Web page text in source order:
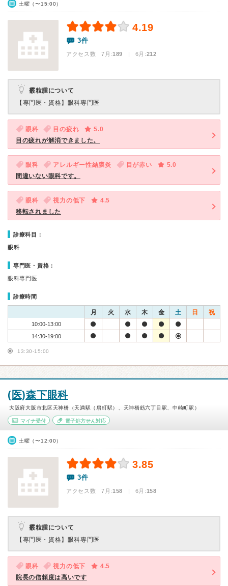
土曜（〜15:00）
4.19
3件
アクセス数 7月:189 | 6月:212
霰粒腫について
【専門医・資格】 眼科専門医
眼科 目の疲れ
5.0
目の疲れが解消できました。
眼科 アレルギー性結膜炎 目が赤い
5.0
間違いない眼科です。
眼科 視力の低下
4.5
移転されました
診療科目：
眼科
専門医・資格：
眼科専門医
診療時間
月 火 水 木 金 土 日 祝
10:00-13:00
14:30-19:00
13:30-15:00
(医)森下眼科
大阪府大阪市北区天神橋（天満駅（扇町駅）、天神橋筋六丁目駅、中崎町駅）
マイナ受付 電子処方せん対応
土曜（〜12:00）
3.85
3件
アクセス数 7月:158 | 6月:158
霰粒腫について
【専門医・資格】 眼科専門医
眼科 視力の低下
4.5
院長の信頼度は高いです